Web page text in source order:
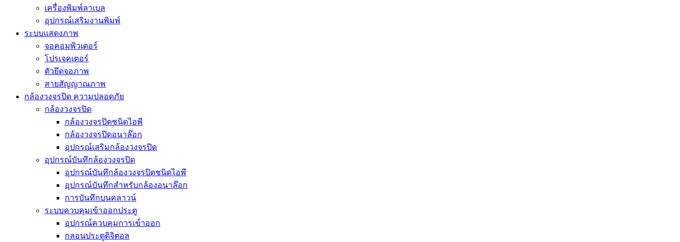
เครื่องพิมพ์ลาเบล
อุปกรณ์เสริมงานพิมพ์
ระบบแสดงภาพ
จอคอมพิวเตอร์
โปรเจคเตอร์
ตัวยึดจอภาพ
สายสัญญาณภาพ
กล้องวงจรปิด ความปลอดภัย
กล้องวงจรปิด
กล้องวงจรปิดชนิดไอพี
กล้องวงจรปิดอนาล๊อก
อุปกรณ์เสริมกล้องวงจรปิด
อุปกรณ์บันทึกล้องวงจรปิด
อุปกรณ์บันทึกล้องวงจรปิดชนิดไอพี
อุปกรณ์บันทึกสำหรับกล้องอนาล๊อก
การบันทึกบนคลาวน์
ระบบควบคุมเข้าออกประตู
อุปกรณ์ควบคุมการเข้่าออก
กลอนประตูดิจิตอล